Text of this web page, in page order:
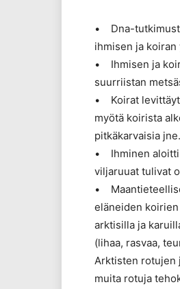
• Dna-
ihmisen ja
• Ihmisen ja
suurriistan
• Koirat
myötä koirista
pitkäkarvaisia
• Ihminen aloitti
viljaruuat tulivat
•
eläneiden
arktisilla ja
(lihaa, rasvaa,
Arktisten rotujen
muita rotuja